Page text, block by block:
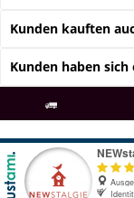
Kunden kauften
Kunden haben sich
ab € 69 Bestellwert seit